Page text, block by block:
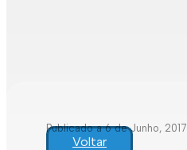
Publicado a 6 de Junho, 2017
Voltar